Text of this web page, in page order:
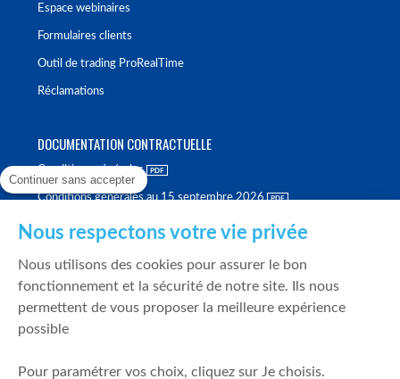
Espace webinaires
Formulaires clients
Outil de trading ProRealTime
Réclamations
DOCUMENTATION CONTRACTUELLE
Conditions générales
Conditions générales au 15 septembre 2026
Politique de meilleure sélection
Politique de durabilité
Fonds de garantie des dépôts et de résolution
Continuer sans accepter
Nous respectons votre vie privée
Nous utilisons des cookies pour assurer le bon
fonctionnement et la sécurité de notre site. Ils nous
permettent de vous proposer la meilleure expérience
possible
Pour paramétrer vos choix, cliquez sur Je choisis.